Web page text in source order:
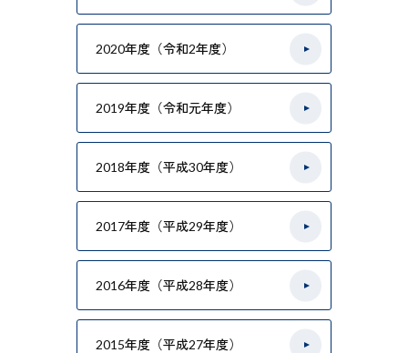
2020年度（令和2年度）
2019年度（令和元年度）
2018年度（平成30年度）
2017年度（平成29年度）
2016年度（平成28年度）
2015年度（平成27年度）